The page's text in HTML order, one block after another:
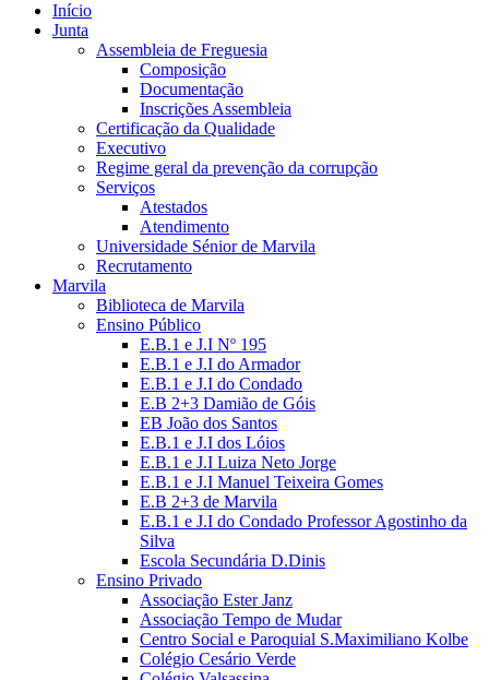
Início
Junta
Assembleia de Freguesia
Composição
Documentação
Inscrições Assembleia
Certificação da Qualidade
Executivo
Regime geral da prevenção da corrupção
Serviços
Atestados
Atendimento
Universidade Sénior de Marvila
Recrutamento
Marvila
Biblioteca de Marvila
Ensino Público
E.B.1 e J.I Nº 195
E.B.1 e J.I do Armador
E.B.1 e J.I do Condado
E.B 2+3 Damião de Góis
EB João dos Santos
E.B.1 e J.I dos Lóios
E.B.1 e J.I Luiza Neto Jorge
E.B.1 e J.I Manuel Teixeira Gomes
E.B 2+3 de Marvila
E.B.1 e J.I do Condado Professor Agostinho da
Silva
Escola Secundária D.Dinis
Ensino Privado
Associação Ester Janz
Associação Tempo de Mudar
Centro Social e Paroquial S.Maximiliano Kolbe
Colégio Cesário Verde